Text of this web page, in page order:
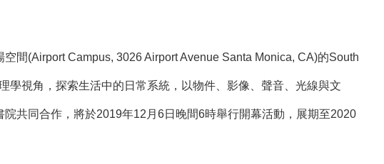
間(Airport Campus, 3026 Airport Avenue Santa Monica, CA)的South
視角，探索生活中的日常系統，以物件、影像、聲音、光線與文
共同合作，將於2019年12月6日晚間6時舉行開幕活動，展期至2020